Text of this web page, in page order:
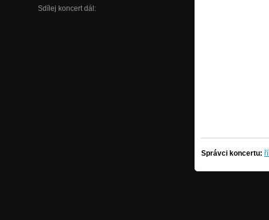
Sdílej koncert dál:
Správci koncertu: